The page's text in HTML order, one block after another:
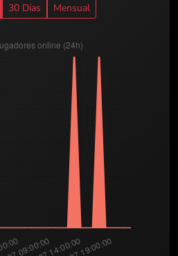
30 Días Mensual